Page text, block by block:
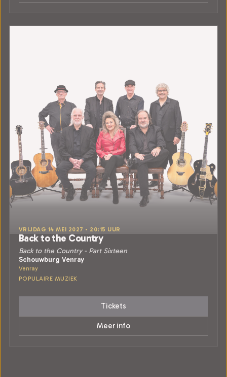
VRIJDAG 14 MEI 2027 • 20:15 UUR
Back to the Country
Back to the Country - Part Sixteen
Schouwburg Venray
Venray
POPULAIRE MUZIEK
Tickets
Meer info